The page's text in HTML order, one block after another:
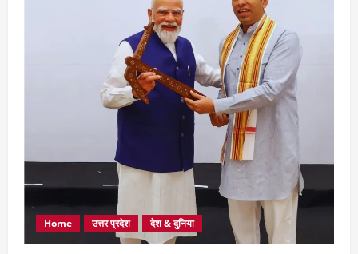
Home उत्तर प्रदेश देश & दुनिया